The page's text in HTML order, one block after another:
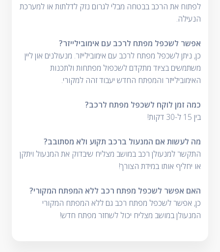
לפתוח את הרכב בבטחה מבלי לגרום נזק לדלתות או למערכת
הנעילה.
אפשר לשכפל מפתח לרכב עם אימובילייזר?
כן, ניתן לשכפל מפתח לרכב עם אימובילייזר. מנעולנים און ליין
משתמשים בציוד מתקדם לשכפול מפתחות ולתכנות
האימובילייזר והמפתח החדש יעבוד זהה למקורי.
כמה זמן לוקח לשכפל מפתח לרכב?
בין 15 ל-30 דקות!
מה לעשות אם המנעול ברכב תקוע ולא מסתובב?
התקשר למנעולן רכב במושב מצליח שיבדוק את המנעול ויתקן
או יחליף אותו במידת הצורך!
האם אפשר לשכפל מפתח רכב ללא המפתח המקורי?
כן, אפשר לשכפל מפתח רכב גם ללא המפתח המקורי
המנעולן במושב מצליח יכול לשחזר מפתח חדש!